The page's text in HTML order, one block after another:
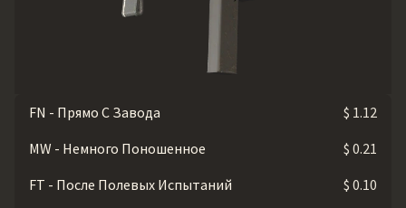
FN - Прямо С Завода
$ 1.12
MW - Немного Поношенное
$ 0.21
FT - После Полевых Испытаний
$ 0.10